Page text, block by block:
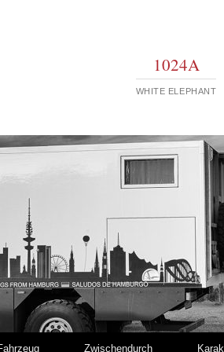
1024A
WHITE ELEPHANT
Zwischendurch